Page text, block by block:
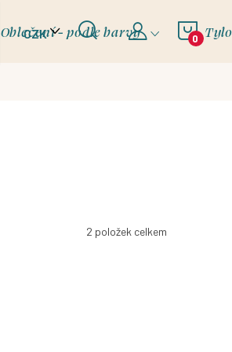
CZK
Oblečení - podle barvy
2 položek celkem